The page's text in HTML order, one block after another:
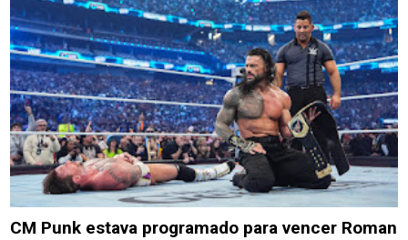
CM Punk estava programado para vencer Roman